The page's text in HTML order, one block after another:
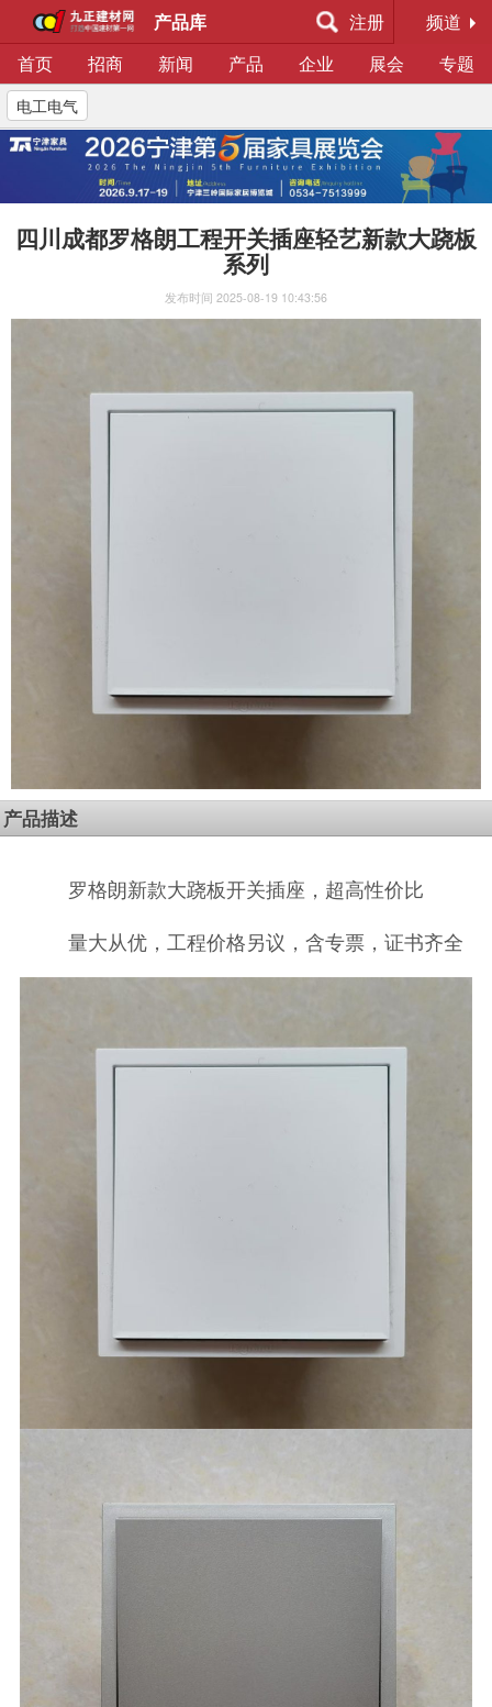
产品库 注册
频道
首页
招商 新闻 产品 企业 展会 专题
电工电气
四川成都罗格朗工程开关插座轻艺新款大跷板
系列
发布时间 2025-08-19 10:43:56
产品描述
罗格朗新款大跷板开关插座，超高性价比
量大从优，工程价格另议，含专票，证书齐全